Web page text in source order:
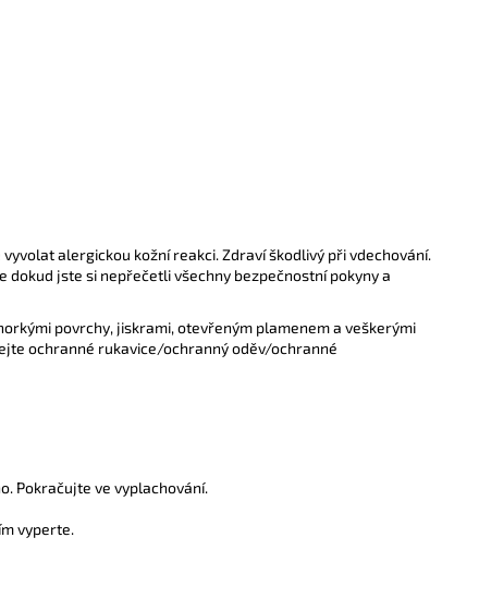
alergickou kožní reakci. Zdraví škodlivý při vdechování.
jste si nepřečetli všechny bezpečnostní pokyny a
povrchy, jiskrami, otevřeným plamenem a veškerými
ochranné rukavice/ochranný oděv/ochranné
Pokračujte ve vyplachování.
vyperte.